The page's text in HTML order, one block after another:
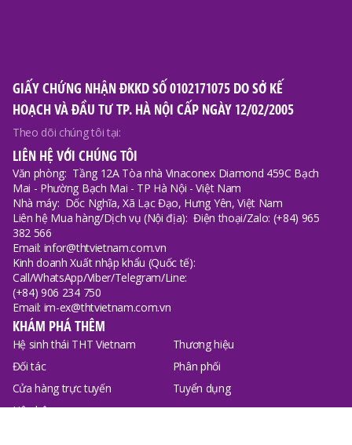
GIẤY CHỨNG NHẬN ĐKKD SỐ 0102171075 DO SỞ KẾ
HOẠCH VÀ ĐẦU TƯ TP. HÀ NỘI CẤP NGÀY 12/02/2005
Theo dõi chúng tôi tại:
LIÊN HỆ VỚI CHÚNG TÔI
Văn phòng: Tầng 12A Tòa nhà Vinaconex Diamond 459C Bạch
Mai - Phường Bạch Mai - TP Hà Nội - Việt Nam
Nhà máy: Dốc Nghĩa, Xã Lạc Đạo, Hưng Yên, Việt Nam
Liên hệ Mua hàng/Dịch vụ (Nội địa): Điện thoại/Zalo: (+84) 965
382 566
Email: infor@thtvietnam.com.vn
Kinh doanh Xuất nhập khẩu (Quốc tế):
Call/WhatsApp/Viber/Telegram/Line:
(+84) 906 234 750
Email: im-ex@thtvietnam.com.vn
KHÁM PHÁ THÊM
Hệ sinh thái THT Vietnam
Thương hiệu
Đối tác
Phân phối
Cửa hàng trực tuyến
Tuyển dụng
Liên hệ